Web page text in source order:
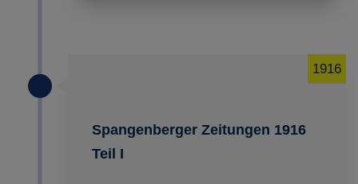
Spangenberger Zeitungen 1916
Teil I
1916